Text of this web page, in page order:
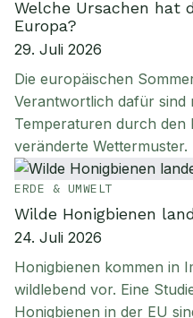
Welche Ursachen hat
Europa?
29. Juli 2026
Die europäischen
Verantwortlich dafür sind
Temperaturen durch den
veränderte Wettermuster.
ERDE & UMWELT
Wilde Honigbienen
24. Juli 2026
Honigbienen kommen in
wildlebend vor. Eine
Honigbienen in der EU